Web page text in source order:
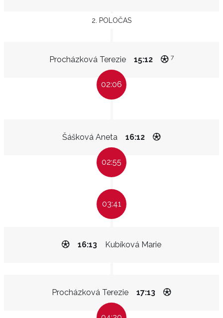
2. POLOČAS
Procházková Terezie 15:12 7
02:06
Šášková Aneta 16:12
02:55
03:41
Kubíková Marie
16:13
Procházková Terezie 17:13